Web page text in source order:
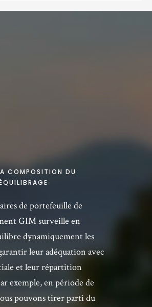
COMPOSITION DU
de portefeuille de
GIM surveille en
dynamiquement les
leur adéquation avec
et leur répartition
exemple, en période de
pouvons tirer parti du